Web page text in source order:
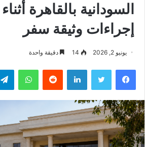
السودانية بالقاهرة
إجراءات وثيقة سفر
يونيو 2, 2026 14 دقيقة واحدة
فيسبوك تويتر لينكدإن